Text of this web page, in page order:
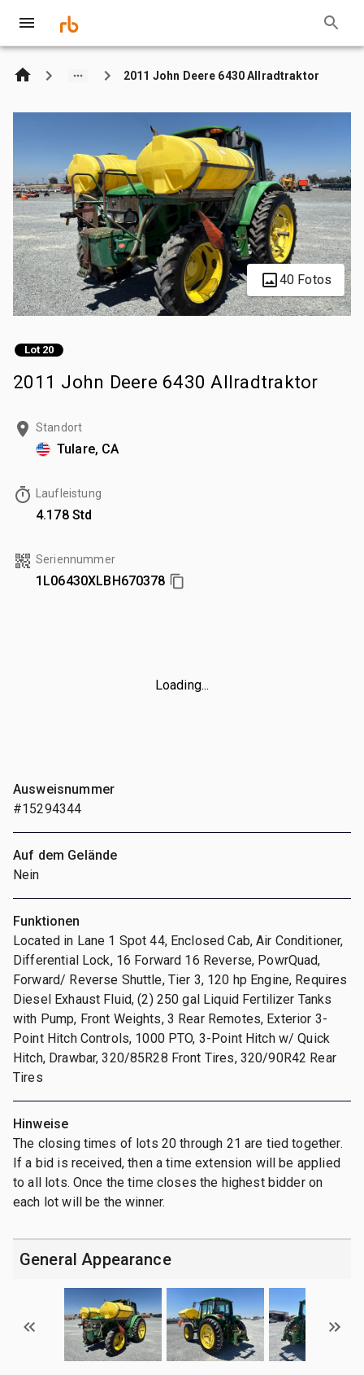
2011 John Deere 6430 Allradtraktor
40 Fotos
Lot 20
2011 John Deere 6430 Allradtraktor
Standort
Tulare, CA
Laufleistung
4.178 Std
Seriennummer
1L06430XLBH670378
Loading...
Ausweisnummer
#15294344
Auf dem Gelände
Nein
Funktionen
Located in Lane 1 Spot 44, Enclosed Cab, Air Conditioner,
Differential Lock, 16 Forward 16 Reverse, PowrQuad,
Forward/ Reverse Shuttle, Tier 3, 120 hp Engine, Requires
Diesel Exhaust Fluid, (2) 250 gal Liquid Fertilizer Tanks
with Pump, Front Weights, 3 Rear Remotes, Exterior 3-
Point Hitch Controls, 1000 PTO, 3-Point Hitch w/ Quick
Hitch, Drawbar, 320/85R28 Front Tires, 320/90R42 Rear
Tires
Hinweise
The closing times of lots 20 through 21 are tied together.
If a bid is received, then a time extension will be applied
to all lots. Once the time closes the highest bidder on
each lot will be the winner.
General Appearance